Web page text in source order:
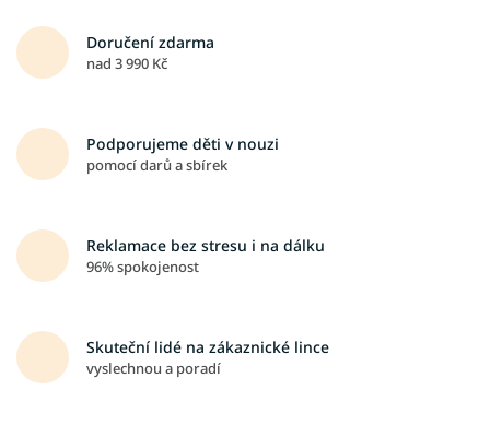
Doručení zdarma
nad 3 990 Kč
Podporujeme děti v nouzi
pomocí darů a sbírek
Reklamace bez stresu i na dálku
96% spokojenost
Skuteční lidé na zákaznické lince
vyslechnou a poradí